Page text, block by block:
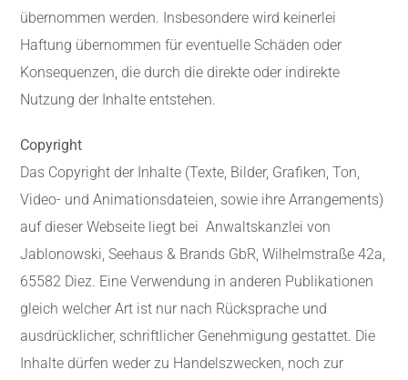
übernommen werden. Insbesondere wird keinerlei
Haftung übernommen für eventuelle Schäden oder
Konsequenzen, die durch die direkte oder indirekte
Nutzung der Inhalte entstehen.
Copyright
Das Copyright der Inhalte (Texte, Bilder, Grafiken, Ton,
Video- und Animationsdateien, sowie ihre Arrangements)
auf dieser Webseite liegt bei Anwaltskanzlei von
Jablonowski, Seehaus & Brands GbR, Wilhelmstraße 42a,
65582 Diez. Eine Verwendung in anderen Publikationen
gleich welcher Art ist nur nach Rücksprache und
ausdrücklicher, schriftlicher Genehmigung gestattet. Die
Inhalte dürfen weder zu Handelszwecken, noch zur